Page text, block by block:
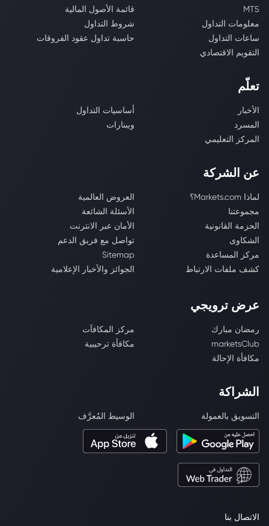
الاتصال بنا
MT5
قائمة الأصول المالية
معلومات التداول
شروط التداول
ساعات التداول
حاسبة تداول عقود الفروقات
التقويم الاقتصادي
تعلّم
الأخبار
أساسيات التداول
المسرد
ويبنارات
المركز التعليمي
عن الشركة
لماذا Markets.com؟
العروض العالمية
مجموعتنا
الأسئلة الشائعة
الحزمة القانونية
الأمان عبر الانترنت
الشكاوى
تواصل مع فريق الدعم
مركز المساعدة
Sitemap
كشف ملفات الارتباط
الجوائز والأخبار الإعلامية
عرض ترويجي
رمضان مبارك
مركز المكافآت
marketsClub
مكافأة ترحيبية
مكافأة الإحالة
الشراكة
التسويق بالعمولة الوسيط المُعرَّف